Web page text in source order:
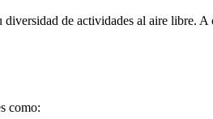
diversidad de actividades al aire libre.
como: